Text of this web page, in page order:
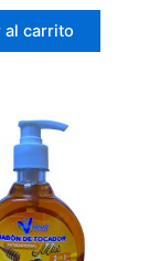
al carrito